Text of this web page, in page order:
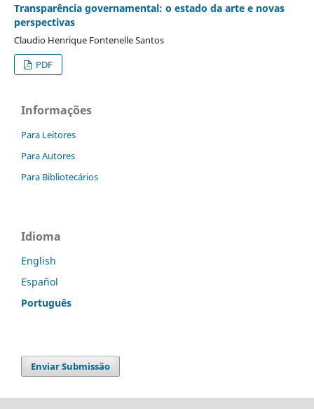
Transparência governamental: o estado da arte e novas
perspectivas
Claudio Henrique Fontenelle Santos
PDF
Informações
Para Leitores
Para Autores
Para Bibliotecários
Idioma
English
Español
Português
Enviar Submissão